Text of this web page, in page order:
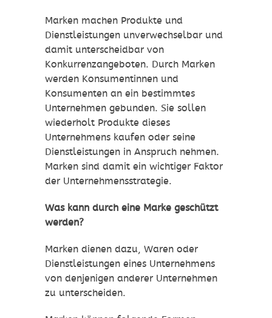
Marken machen Produkte und
Dienstleistungen unverwechselbar und
damit unterscheidbar von
Konkurrenzangeboten. Durch Marken
werden Konsumentinnen und
Konsumenten an ein bestimmtes
Unternehmen gebunden. Sie sollen
wiederholt Produkte dieses
Unternehmens kaufen oder seine
Dienstleistungen in Anspruch nehmen.
Marken sind damit ein wichtiger Faktor
der Unternehmensstrategie.
Was kann durch eine Marke geschützt
werden?
Marken dienen dazu, Waren oder
Dienstleistungen eines Unternehmens
von denjenigen anderer Unternehmen
zu unterscheiden.